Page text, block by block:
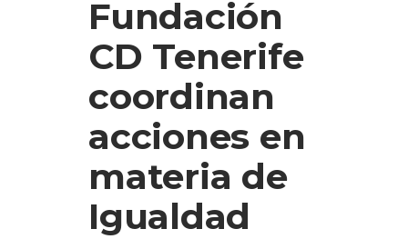
Fundación
CD Tenerife
coordinan
acciones en
materia de
Igualdad